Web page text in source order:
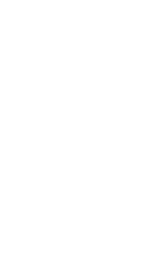
括以下内容（单位：千
由以下内容组成（单位
和设备，净额包括以下
计费用包括以下内容（
赁承诺 财务租赁 M 单一
voclosporin（
设于2021年1月开始，
voclosporin制造的性价
的商业需求。公司为
本支出支付计划，包括
元，被视为预付租赁费
动资产；（二）当设施
美元，发生在2023年6月
2030年3月31日，通过支